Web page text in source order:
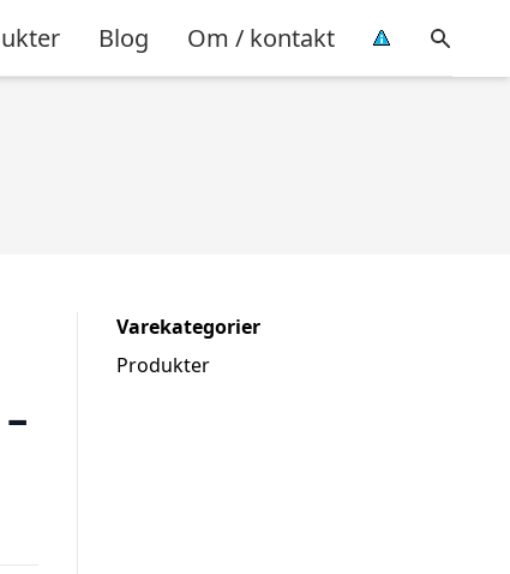
Blog Om / kontakt
Varekategorier
Produkter